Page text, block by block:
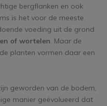
bergflanken en ook
is het voor de meeste
voeding uit de grond
of wortelen. Maar de
planten vormen daar een
geworden van de bodem,
manier geëvolueerd dat